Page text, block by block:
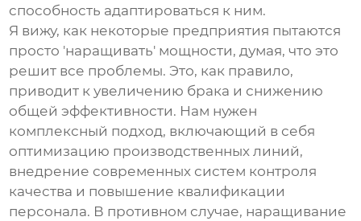
способность адаптироваться к ним.
Я вижу, как некоторые предприятия пытаются
просто 'наращивать' мощности, думая, что это
решит все проблемы. Это, как правило,
приводит к увеличению брака и снижению
общей эффективности. Нам нужен
комплексный подход, включающий в себя
оптимизацию производственных линий,
внедрение современных систем контроля
качества и повышение квалификации
персонала. В противном случае, наращивание